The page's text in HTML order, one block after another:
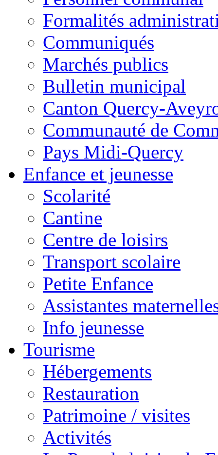
Formalités
Communiqués
Marchés publics
Bulletin municipal
Canton Quercy-
Communauté de
Pays Midi-Quercy
Enfance et jeunesse
Scolarité
Cantine
Centre de loisirs
Transport scolaire
Petite Enfance
Assistantes
Info jeunesse
Tourisme
Hébergements
Restauration
Patrimoine / visites
Activités